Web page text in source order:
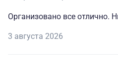
Организовано все отлично.
3 августа 2026